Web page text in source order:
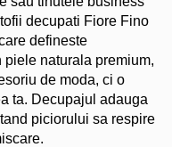
decupati Fiore Fino
defineste
naturala premium,
de moda, ci o
ta. Decupajul adauga
piciorului sa respire